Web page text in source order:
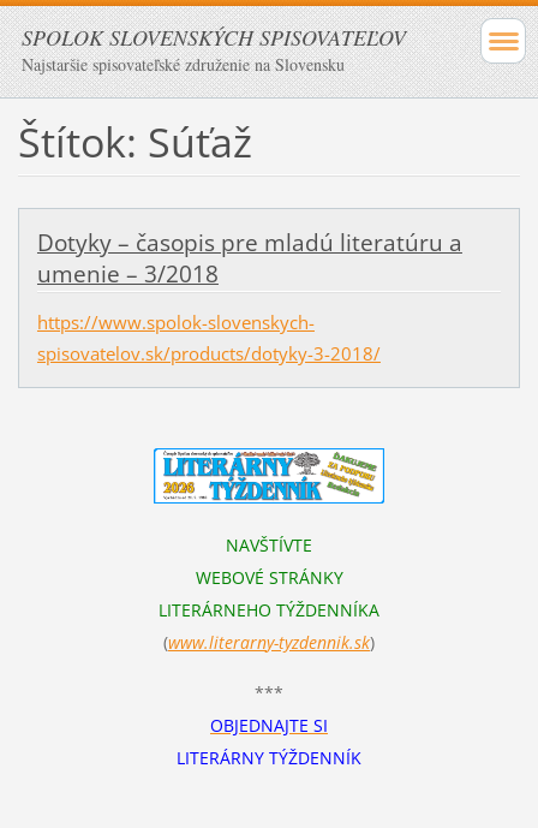
SPOLOK SLOVENSKÝCH SPISOVATEĽOV
Najstaršie spisovateľské združenie na Slovensku
Štítok: Súťaž
Dotyky – časopis pre mladú literatúru a
umenie – 3/2018
https://www.spolok-slovenskych-
spisovatelov.sk/products/dotyky-3-2018/
NAVŠTÍVTE
WEBOVÉ STRÁNKY
LITERÁRNEHO TÝŽDENNÍKA
(www.literarny-tyzdennik.sk)
***
OBJEDNAJTE SI
LITERÁRNY TÝŽDENNÍK